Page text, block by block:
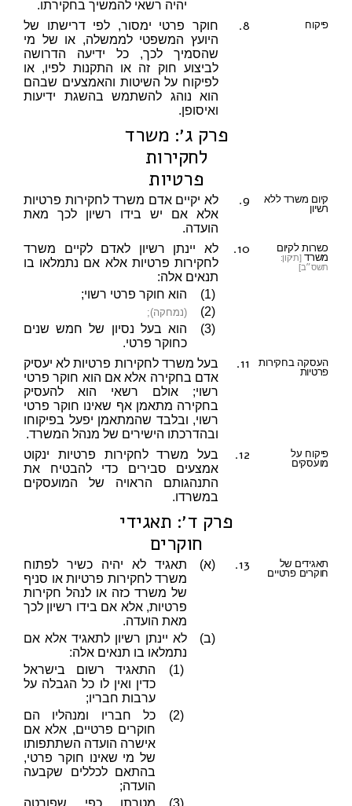
יהיה רשאי להמשיך בחקירתו.
8. פיקוח
חוקר פרטי ימסור, לפי דרישתו של
היועץ המשפטי לממשלה, או של מי
שהסמיך לכך, כל ידיעה הדרושה
לביצוע חוק זה או התקנות לפיו, או
לפיקוח על השיטות והאמצעים שבהם
הוא נוהג להשתמש בהשגת ידיעות
ואיסופן.
פרק ג׳: משרד
לחקירות
פרטיות
9.
קיום משרד ללא
רשיון
לא יקיים אדם משרד לחקירות פרטיות
אלא אם יש בידו רשיון לכך מאת
הועדה.
10.
כשרות לקיום
משרד[תיקון:
תשס״ב]
לא יינתן רשיון לאדם לקיים משרד
לחקירות פרטיות אלא אם נתמלאו בו
תנאים אלה:
(1)
הוא חוקר פרטי רשוי;
(2)
(נמחקה);
(3)
הוא בעל נסיון של חמש שנים
כחוקר פרטי.
11.
העסקה בחקירות
פרטיות
בעל משרד לחקירות פרטיות לא יעסיק
אדם בחקירה אלא אם הוא חוקר פרטי
רשוי; אולם רשאי הוא להעסיק
בחקירה מתאמן אף שאינו חוקר פרטי
רשוי, ובלבד שהמתאמן יפעל בפיקוחו
ובהדרכתו הישירים של מנהל המשרד.
12.
פיקוח על
מועסקים
בעל משרד לחקירות פרטיות ינקוט
אמצעים סבירים כדי להבטיח את
התנהגותם הראויה של המועסקים
במשרדו.
פרק ד׳: תאגידי
חוקרים
13.
תאגידים של
חוקרים פרטיים
(א)
תאגיד לא יהיה כשיר לפתוח
משרד לחקירות פרטיות או סניף
של משרד כזה או לנהל חקירות
פרטיות, אלא אם בידו רשיון לכך
מאת הועדה.
(ב)
לא יינתן רשיון לתאגיד אלא אם
נתמלאו בו תנאים אלה:
(1)
התאגיד רשום בישראל
כדין ואין לו כל הגבלה על
ערבות חבריו;
(2)
כל חבריו ומנהליו הם
חוקרים פרטיים, אלא אם
אישרה הועדה השתתפותו
של מי שאינו חוקר פרטי,
בהתאם לכללים שקבעה
הועדה;
(3)
מטרתו כפי שפורטה